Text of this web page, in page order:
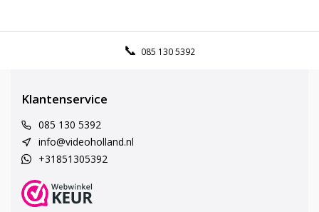
085 130 5392
Klantenservice
085 130 5392
info@videoholland.nl
+31851305392